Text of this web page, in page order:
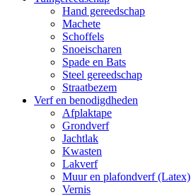
Hand gereedschap
Machete
Schoffels
Snoeischaren
Spade en Bats
Steel gereedschap
Straatbezem
Verf en benodigdheden
Afplaktape
Grondverf
Jachtlak
Kwasten
Lakverf
Muur en plafondverf (Latex)
Vernis